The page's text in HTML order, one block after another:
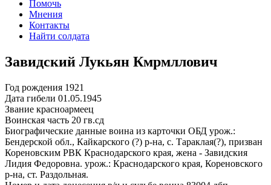
Помочь
Мнения
Контакты
Найти солдата
Завидский Лукьян Кмрмллович
Год рождения 1921
Дата гибели 01.05.1945
Звание красноармеец
Воинская часть 20 гв.сд
Биографические данные воина из карточки ОБД урож.:
Бендерской обл., Кайкарского (?) р-на, с. Тараклая(?), призван
Кореновским РВК Краснодарского края, жена - Завидския
Лидия Федоровна. урож.: Краснодарского края, Кореновского
р-на, ст. Раздольная.